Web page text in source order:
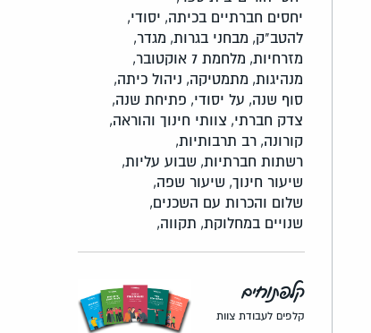
יחסים חברתיים בכיתה, יסודי,
להטב"ק, מבחני בגרות, מגדר,
מזרחיות, מלחמת 7 אוקטובר,
מנהיגות, מתמטיקה, ניהול כיתה,
סוף שנה, על יסודי, פתיחת שנה,
צדק חברתי, צוותי חינוך והוראה,
קורונה, רב תרבותיות,
רשתות חברתיות, שבוע עליות,
שיעור חינוך, שיעור שפה,
שלום והכרות עם השכנים,
שנויים במחלוקת, תקווה,
קלפתוחים
קלפים לעבודת צוות